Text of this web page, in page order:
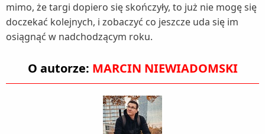
mimo, że targi dopiero się skończyły, to już nie mogę się
doczekać kolejnych, i zobaczyć co jeszcze uda się im
osiągnąć w nadchodzącym roku.
O autorze: MARCIN NIEWIADOMSKI